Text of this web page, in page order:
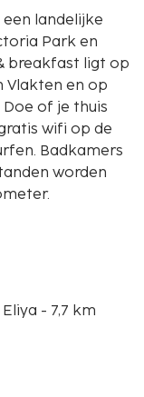
een landelijke
Park en
Vlakten en op
of je thuis
wifi op de
Badkamers
worden
- 7,7 km